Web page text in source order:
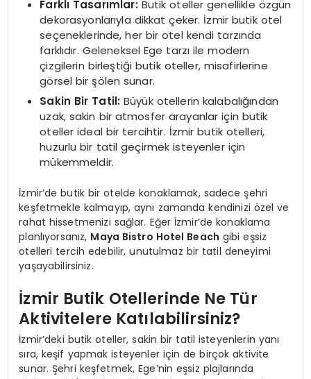
Farklı Tasarımlar: Butik oteller genellikle özgün
dekorasyonlarıyla dikkat çeker. İzmir butik otel
seçeneklerinde, her bir otel kendi tarzında
farklıdır. Geleneksel Ege tarzı ile modern
çizgilerin birleştiği butik oteller, misafirlerine
görsel bir şölen sunar.
Sakin Bir Tatil: Büyük otellerin kalabalığından
uzak, sakin bir atmosfer arayanlar için butik
oteller ideal bir tercihtir. İzmir butik otelleri,
huzurlu bir tatil geçirmek isteyenler için
mükemmeldir.
İzmir’de butik bir otelde konaklamak, sadece şehri
keşfetmekle kalmayıp, aynı zamanda kendinizi özel ve
rahat hissetmenizi sağlar. Eğer İzmir’de konaklama
planlıyorsanız, Maya Bistro Hotel Beach gibi eşsiz
otelleri tercih edebilir, unutulmaz bir tatil deneyimi
yaşayabilirsiniz.
İzmir Butik Otellerinde Ne Tür
Aktivitelere Katılabilirsiniz?
İzmir’deki butik oteller, sakin bir tatil isteyenlerin yanı
sıra, keşif yapmak isteyenler için de birçok aktivite
sunar. Şehri keşfetmek, Ege’nin eşsiz plajlarında